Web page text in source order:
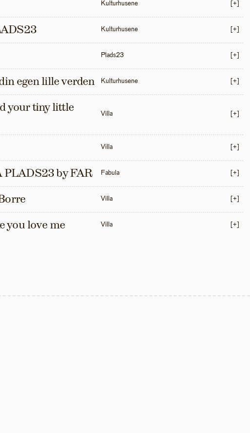
Kulturhusene [+]
Kulturhusene [+]
Plads23 [+]
egen lille verden Kulturhusene [+]
your tiny little
Villa [+]
Villa [+]
by FAR Fabula [+]
Villa [+]
you love me Villa [+]